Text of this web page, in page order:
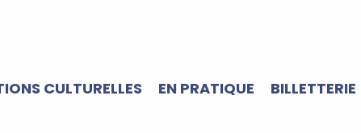
CULTURELLES EN PRATIQUE BILLETTERIE